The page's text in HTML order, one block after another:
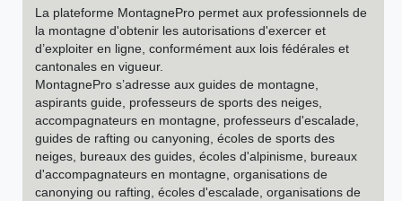
La plateforme MontagnePro permet aux professionnels de
la montagne d'obtenir les autorisations d'exercer et
d’exploiter en ligne, conformément aux lois fédérales et
cantonales en vigueur.
MontagnePro s’adresse aux guides de montagne,
aspirants guide, professeurs de sports des neiges,
accompagnateurs en montagne, professeurs d'escalade,
guides de rafting ou canyoning, écoles de sports des
neiges, bureaux des guides, écoles d'alpinisme, bureaux
d'accompagnateurs en montagne, organisations de
canonying ou rafting, écoles d'escalade, organisations de